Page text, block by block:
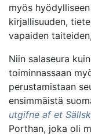
myös
kirjallisuuden,
vapaiden
Niin salaseura
toiminnassaan
perustamistaan
ensimmäistä
utgifne af et
Porthan, joka oli